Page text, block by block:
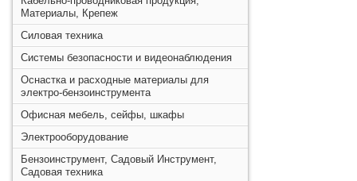
Материалы, Крепеж
Силовая техника
Системы безопасности и видеонаблюдения
Оснастка и расходные материалы для
электро-бензоинструмента
Офисная мебель, сейфы, шкафы
Электрооборудование
Бензоинструмент, Садовый Инструмент,
Садовая техника